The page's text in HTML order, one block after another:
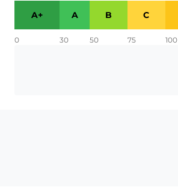
A+ A B C
0 30 50 75 100